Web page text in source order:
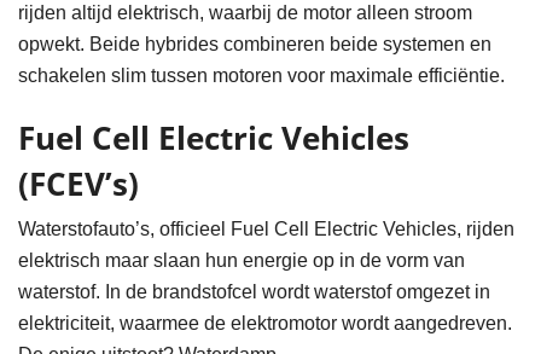
rijden altijd elektrisch, waarbij de motor alleen stroom
opwekt. Beide hybrides combineren beide systemen en
schakelen slim tussen motoren voor maximale efficiëntie.
Fuel Cell Electric Vehicles
(FCEV’s)
Waterstofauto’s, officieel Fuel Cell Electric Vehicles, rijden
elektrisch maar slaan hun energie op in de vorm van
waterstof. In de brandstofcel wordt waterstof omgezet in
elektriciteit, waarmee de elektromotor wordt aangedreven.